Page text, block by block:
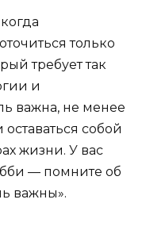
только
требует так
и
важна, не менее
собой
жизни. У вас
— помните об
важны».